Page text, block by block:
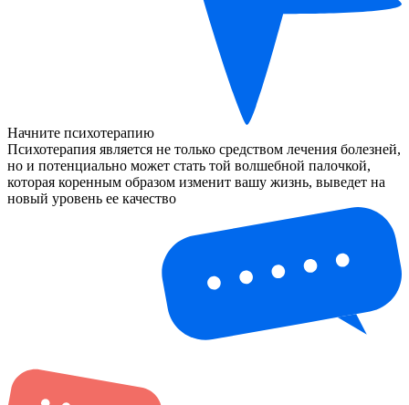
Начните психотерапию
Психотерапия является не только средством лечения болезней,
но и потенциально может стать той волшебной палочкой,
которая коренным образом изменит вашу жизнь, выведет на
новый уровень ее качество